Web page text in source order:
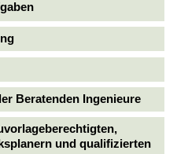
Beratenden Ingenieure
und qualifizierten